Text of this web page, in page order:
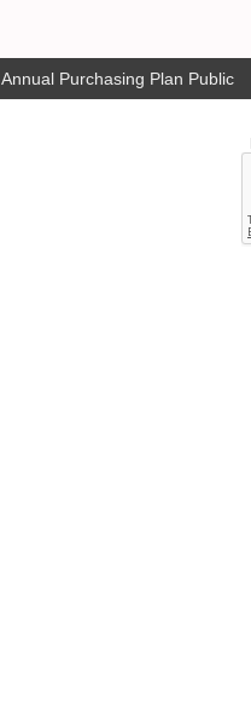
Annual Purchasing Plan Public